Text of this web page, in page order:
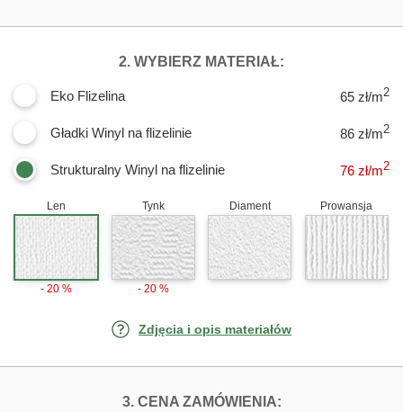
2. WYBIERZ MATERIAŁ:
Eko Flizelina 65 zł/m2
Gładki Winyl na flizelinie 86 zł/m2
Strukturalny Winyl na flizelinie 76 zł/m2
Len
- 20 %
Tynk
- 20 %
Diament Prowansja
Zdjęcia i opis materiałów
3. CENA ZAMÓWIENIA:FOTOTAPETY